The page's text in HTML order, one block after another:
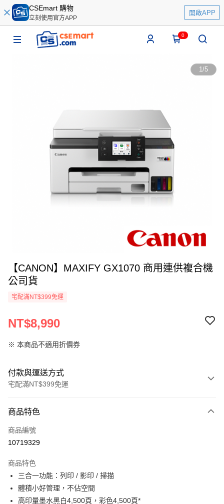
CSEmart 購物
立刻使用官方APP
開啟APP
0
1/5
【CANON】MAXIFY GX1070 商用連供複合機
公司貨
宅配滿NT$399免運
NT$8,990
※ 本商品不適用折價券
付款與運送方式
宅配滿NT$399免運
信用卡一次付款
信用卡分期付款
合作金庫商業銀行
華南商業銀行
上海商業儲蓄銀行
國泰世華商業銀行
兆豐國際商業銀行
6 期 0 利率 每期
華南商業銀行
12 期 0 利率 每期 NT$749
合作金庫商業銀行
第一商業銀行
LINE Pay
商品特色
商品編號
10719329
商品特色
三合一功能：列印 / 影印 / 掃描
體積小好管理，不佔空間
高印量墨水黑白4,500頁，彩色4,500頁*